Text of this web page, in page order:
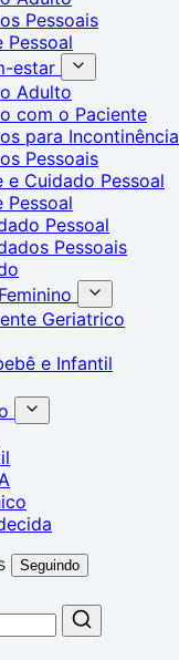
Pessoais
Pessoal
estar
Adulto
com o Paciente
para Incontinência
Pessoais
e Cuidado Pessoal
Pessoal
Pessoal
Pessoais
Geriatrico
e Infantil
Seguindo